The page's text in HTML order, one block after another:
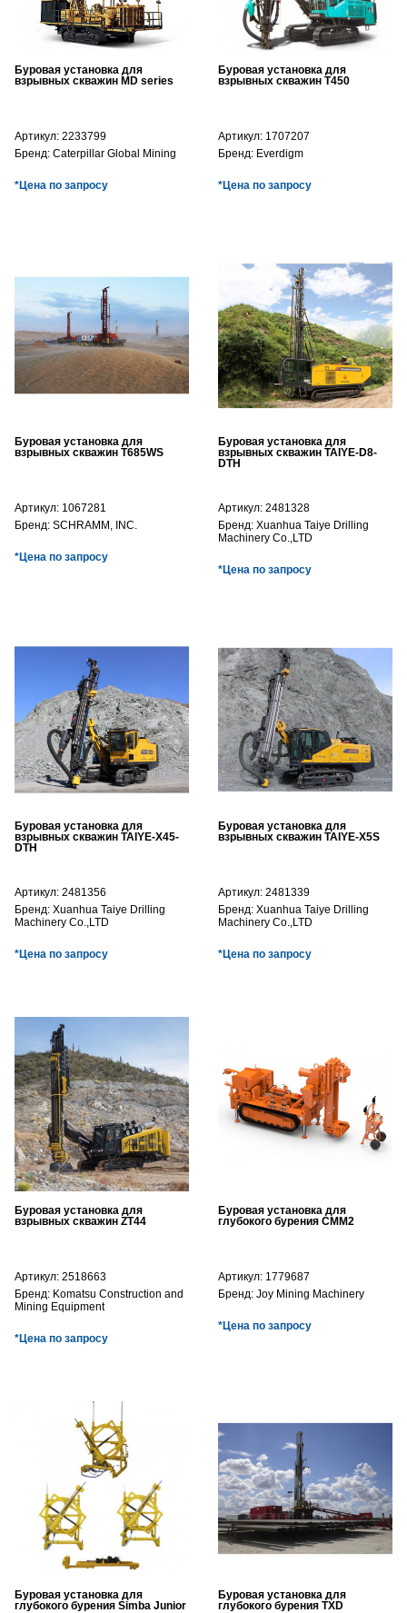
Буровая установка для
взрывных скважин MD series
Артикул: 2233799
Бренд: Caterpillar Global Mining
*Цена по запросу
Буровая установка для
взрывных скважин T450
Артикул: 1707207
Бренд: Everdigm
*Цена по запросу
Буровая установка для
взрывных скважин T685WS
Артикул: 1067281
Бренд: SCHRAMM, INC.
*Цена по запросу
Буровая установка для
взрывных скважин TAIYE-D8-
DTH
Артикул: 2481328
Бренд: Xuanhua Taiye Drilling
Machinery Co.,LTD
*Цена по запросу
Буровая установка для
взрывных скважин TAIYE-X45-
DTH
Артикул: 2481356
Бренд: Xuanhua Taiye Drilling
Machinery Co.,LTD
*Цена по запросу
Буровая установка для
взрывных скважин TAIYE-X5S
Артикул: 2481339
Бренд: Xuanhua Taiye Drilling
Machinery Co.,LTD
*Цена по запросу
Буровая установка для
взрывных скважин ZT44
Артикул: 2518663
Бренд: Komatsu Construction and
Mining Equipment
*Цена по запросу
Буровая установка для
глубокого бурения CMM2
Артикул: 1779687
Бренд: Joy Mining Machinery
*Цена по запросу
Буровая установка для
глубокого бурения Simba Junior
Буровая установка для
глубокого бурения TXD